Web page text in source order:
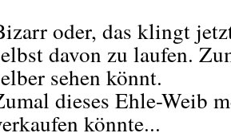
oder, das klingt
davon zu laufen.
sehen könnt.
dieses Ehle-Weib
könnte...